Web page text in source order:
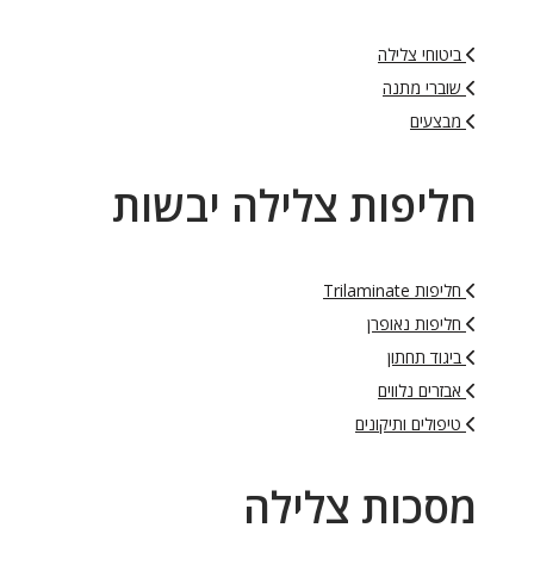
ביטוחי צלילה
שוברי מתנה
מבצעים
חליפות צלילה יבשות
חליפות Trilaminate
חליפות נאופרן
ביגוד תחתון
אבזרים נלווים
טיפולים ותיקונים
מסכות צלילה